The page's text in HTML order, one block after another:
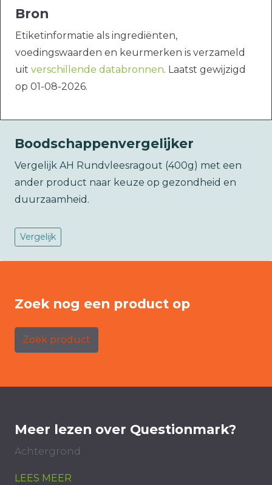
Bron
Etiketinformatie als ingrediënten,
voedingswaarden en keurmerken is verzameld
uit verschillende databronnen. Laatst gewijzigd
op 01-08-2026.
Boodschappenvergelijker
Vergelijk AH Rundvleesragout (400g) met een
ander product naar keuze op gezondheid en
duurzaamheid.
Vergelijk
Zoek nog een product op
Zoek product
Meer lezen over Questionmark?
Achtergrond
LEES MEER